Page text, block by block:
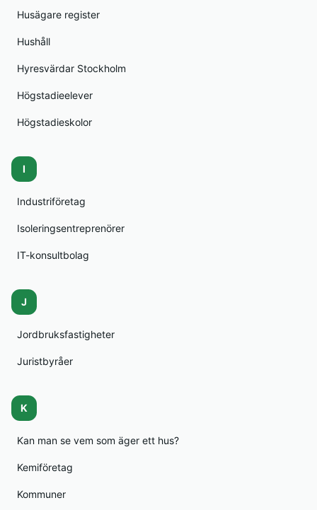
Husägare register
Hushåll
Hyresvärdar Stockholm
Högstadieelever
Högstadieskolor
I
Industriföretag
Isoleringsentreprenörer
IT-konsultbolag
J
Jordbruksfastigheter
Juristbyråer
K
Kan man se vem som äger ett hus?
Kemiföretag
Kommuner